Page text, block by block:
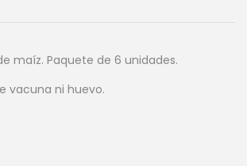
maíz. Paquete de 6 unidades.
vacuna ni huevo.